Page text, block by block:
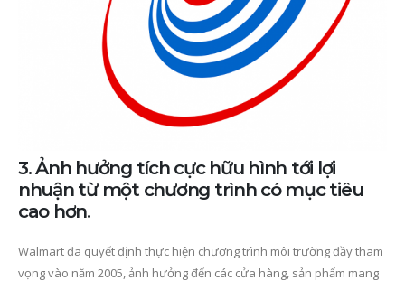
3. Ảnh hưởng tích cực hữu hình tới lợi
nhuận từ một chương trình có mục tiêu
cao hơn.
Walmart đã quyết định thực hiện chương trình môi trường đầy tham
vọng vào năm 2005, ảnh hưởng đến các cửa hàng, sản phẩm mang